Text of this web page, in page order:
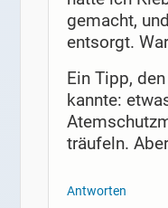
gemacht,
entsorgt.
Ein Tipp,
kannte:
träufeln.
Antworten